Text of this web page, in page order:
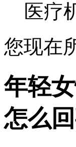
医疗
您现在
年轻
怎么